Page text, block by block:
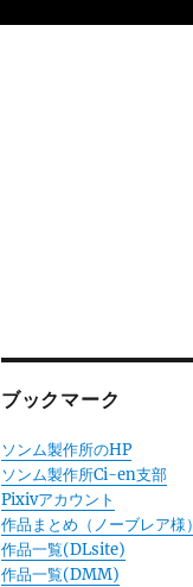
ブックマーク
ソンム製作所のHP
ソンム製作所Ci-en支部
Pixivアカウント
作品まとめ（ノーブレア様）
作品一覧(DLsite)
作品一覧(DMM)